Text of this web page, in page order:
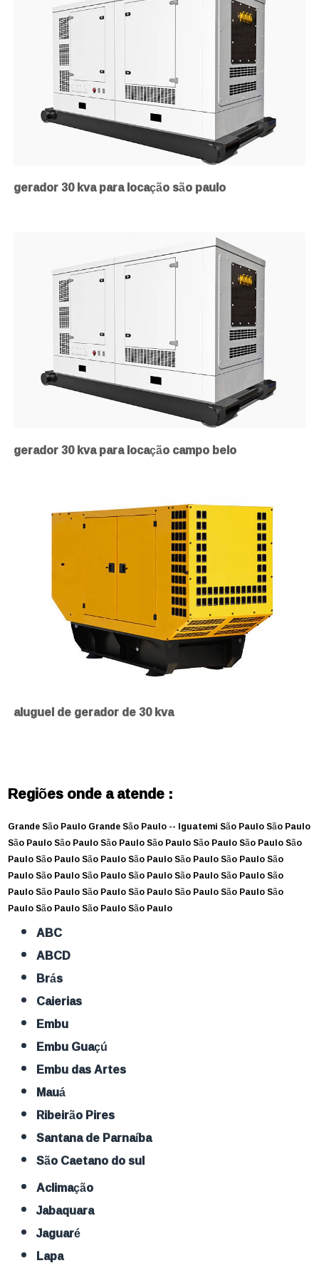
gerador 30 kva para locação são paulo
gerador 30 kva para locação campo belo
aluguel de gerador de 30 kva
Regiões onde a atende :
Grande São PauloGrande São Paulo -- IguatemiSão PauloSão Paulo
São PauloSão PauloSão PauloSão PauloSão PauloSão PauloSão
PauloSão PauloSão PauloSão PauloSão PauloSão PauloSão
PauloSão PauloSão PauloSão PauloSão PauloSão PauloSão
PauloSão PauloSão PauloSão PauloSão PauloSão PauloSão
PauloSão PauloSão PauloSão Paulo
ABC
ABCD
Brás
Caierias
Embu
Embu Guaçú
Embu das Artes
Mauá
Ribeirão Pires
Santana de Parnaíba
São Caetano do sul
Aclimação
Jabaquara
Jaguaré
Lapa